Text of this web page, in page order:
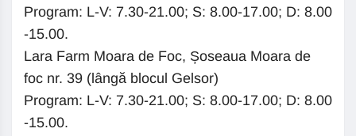
Program: L-V: 7.30-21.00; S: 8.00-17.00; D: 8.00
-15.00.
Lara Farm Moara de Foc, Șoseaua Moara de
foc nr. 39 (lângă blocul Gelsor)
Program: L-V: 7.30-21.00; S: 8.00-17.00; D: 8.00
-15.00.